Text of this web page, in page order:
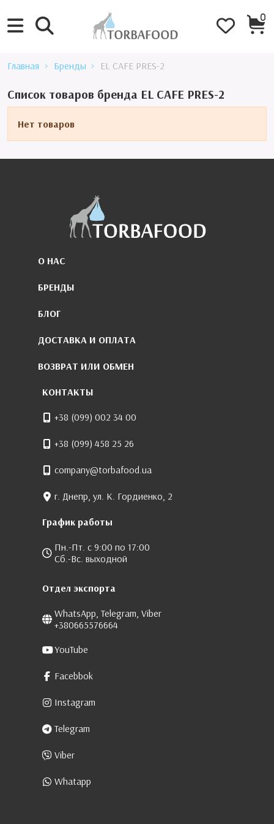
0
Главная Бренды EL CAFE PRES-2
Список товаров бренда EL CAFE PRES-2
Нет товаров
О НАС
БРЕНДЫ
БЛОГ
ДОСТАВКА И ОПЛАТА
ВОЗВРАТ ИЛИ ОБМЕН
КОНТАКТЫ
+38 (099) 002 34 00
+38 (099) 458 25 26
company@torbafood.ua
г. Днепр, ул. К. Гордиенко, 2
График работы
Пн.-Пт. с 9:00 по 17:00
Сб.-Вс. выходной
Отдел экспорта
WhatsApp, Telegram, Viber
+380665576664
YouTube
Facebbok
Instagram
Telegram
Viber
Whatapp